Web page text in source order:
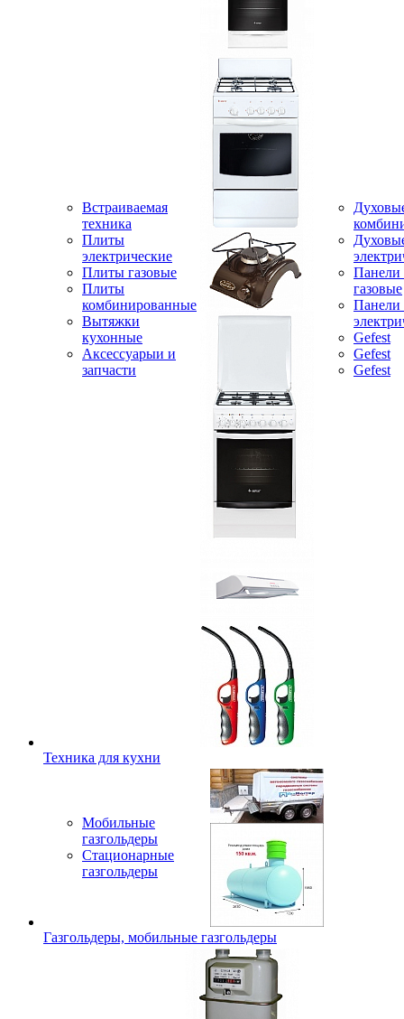
Встраиваемая
техника
Плиты
электрические
Плиты газовые
Плиты
комбинированные
Вытяжки
кухонные
Аксессуарыи и
запчасти
Панели
газовые
Панели
Gefest
Gefest
Gefest
Техника для кухни
Мобильные
газгольдеры
Стационарные
газгольдеры
Газгольдеры, мобильные газгольдеры